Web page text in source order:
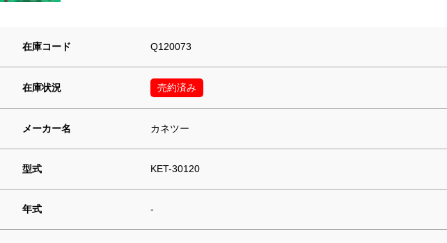
在庫コード Q120073
在庫状況 売約済み
メーカー名 カネツー
型式 KET-30120
年式 -